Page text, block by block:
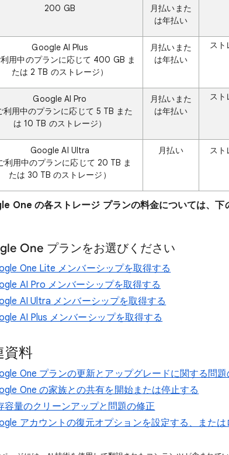
200 GB
月払いまた
は年払い
Google AI Plus
利用中のプランに応じて 400 GB ま
たは 2 TB のストレージ）
月払いまた
は年払い
スト
Google AI Pro
利用中のプランに応じて 5 TB また
は 10 TB のストレージ）
月払いまた
は年払い
スト
Google AI Ultra
利用中のプランに応じて 20 TB ま
たは 30 TB のストレージ）
月払い スト
One の各ストレージ プランの料金については、下
One プランをお選びください
One Lite メンバーシップを取得する
AI Pro メンバーシップを取得する
AI Ultra メンバーシップを取得する
AI Plus メンバーシップを取得する
資料
One プランの更新とアップグレードに関する問
One の家族との共有を開始または停止する
容量のクリーンアップと問題の修正
アカウントの復元オプションを設定する、また